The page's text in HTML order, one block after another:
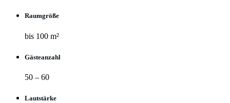
Raumgröße
bis 100 m²
Gästeanzahl
50 – 60
Lautstärke